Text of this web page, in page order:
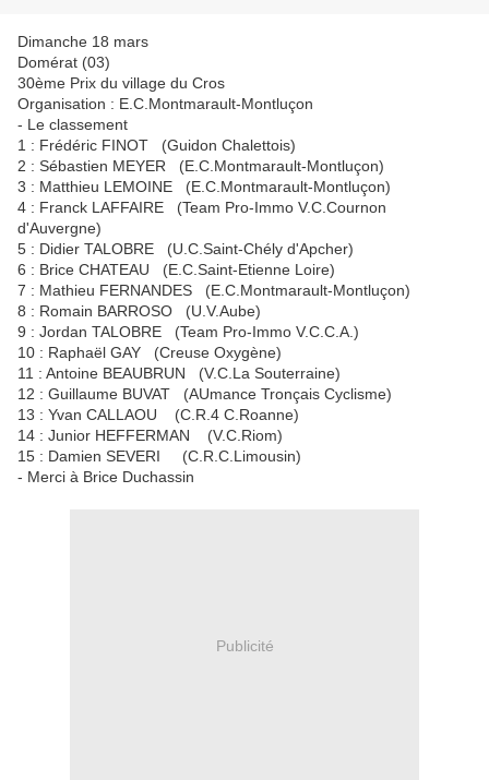
Dimanche 18 mars
Domérat (03)
30ème Prix du village du Cros
Organisation : E.C.Montmarault-Montluçon
- Le classement
1 : Frédéric FINOT (Guidon Chalettois)
2 : Sébastien MEYER (E.C.Montmarault-Montluçon)
3 : Matthieu LEMOINE (E.C.Montmarault-Montluçon)
4 : Franck LAFFAIRE (Team Pro-Immo V.C.Cournon
d'Auvergne)
5 : Didier TALOBRE (U.C.Saint-Chély d'Apcher)
6 : Brice CHATEAU (E.C.Saint-Etienne Loire)
7 : Mathieu FERNANDES (E.C.Montmarault-Montluçon)
8 : Romain BARROSO (U.V.Aube)
9 : Jordan TALOBRE (Team Pro-Immo V.C.C.A.)
10 : Raphaël GAY (Creuse Oxygène)
11 : Antoine BEAUBRUN (V.C.La Souterraine)
12 : Guillaume BUVAT (AUmance Tronçais Cyclisme)
13 : Yvan CALLAOU (C.R.4 C.Roanne)
14 : Junior HEFFERMAN (V.C.Riom)
15 : Damien SEVERI (C.R.C.Limousin)
- Merci à Brice Duchassin
Publicité